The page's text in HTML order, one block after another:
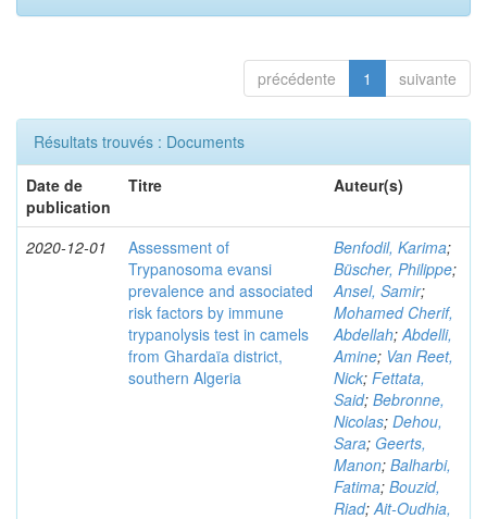
précédente 1 suivante
Résultats trouvés : Documents
Date de
publication
Titre Auteur(s)
2020-12-01
Assessment of
Trypanosoma evansi
prevalence and associated
risk factors by immune
trypanolysis test in camels
from Ghardaïa district,
southern Algeria
Benfodil, Karima;
Büscher, Philippe;
Ansel, Samir;
Mohamed Cherif,
Abdellah;Abdelli,
Amine; Van Reet,
Nick; Fettata,
Said; Bebronne,
Nicolas; Dehou,
Sara; Geerts,
Manon; Balharbi,
Fatima; Bouzid,
Riad;Ait-Oudhia,